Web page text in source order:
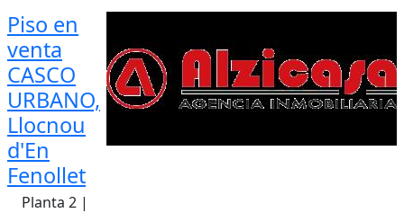
Piso en
venta
CASCO
URBANO,
Llocnou
d'En
Fenollet
Planta 2 |